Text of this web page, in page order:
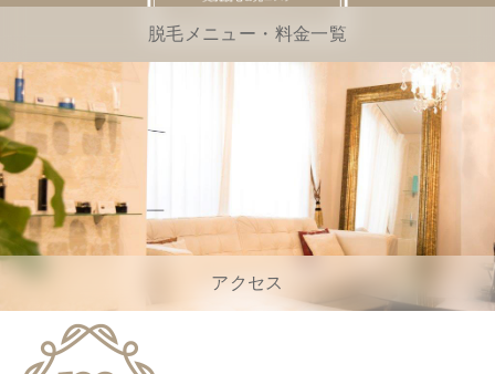
脱毛メニュー・料金一覧
アクセス